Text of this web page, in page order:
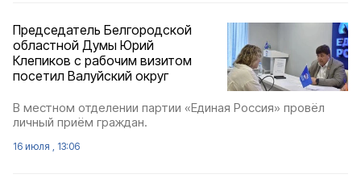
Председатель Белгородской
областной Думы Юрий
Клепиков с рабочим визитом
посетил Валуйский округ
В местном отделении партии «Единая Россия» провёл
личный приём граждан.
16 июля , 13:06